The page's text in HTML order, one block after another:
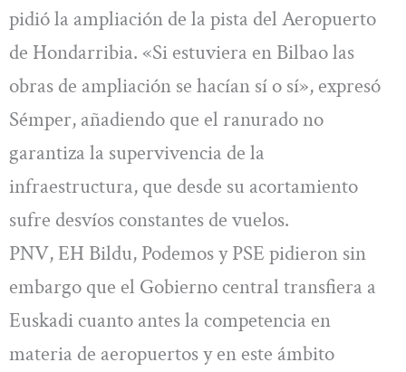
pidió la ampliación de la pista del Aeropuerto
de Hondarribia. «Si estuviera en Bilbao las
obras de ampliación se hacían sí o sí», expresó
Sémper, añadiendo que el ranurado no
garantiza la supervivencia de la
infraestructura, que desde su acortamiento
sufre desvíos constantes de vuelos.
PNV, EH Bildu, Podemos y PSE pidieron sin
embargo que el Gobierno central transfiera a
Euskadi cuanto antes la competencia en
materia de aeropuertos y en este ámbito